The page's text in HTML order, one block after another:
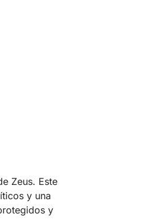
Zeus. Este
y una
y